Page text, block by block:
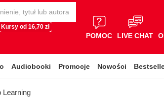
Kursy od 16,70 zł
POMOC LIVE CHAT
Audiobooki Promocje Nowości
Learning